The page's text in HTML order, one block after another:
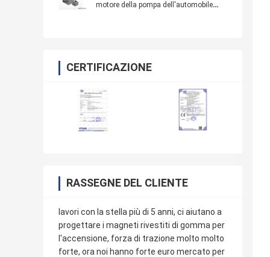
motore della pompa dell'automobile
CERTIFICAZIONE
RASSEGNE DEL CLIENTE
lavori con la stella più di 5 anni, ci aiutano a
progettare i magneti rivestiti di gomma per
l'accensione, forza di trazione molto molto
forte, ora noi hanno forte euro mercato per